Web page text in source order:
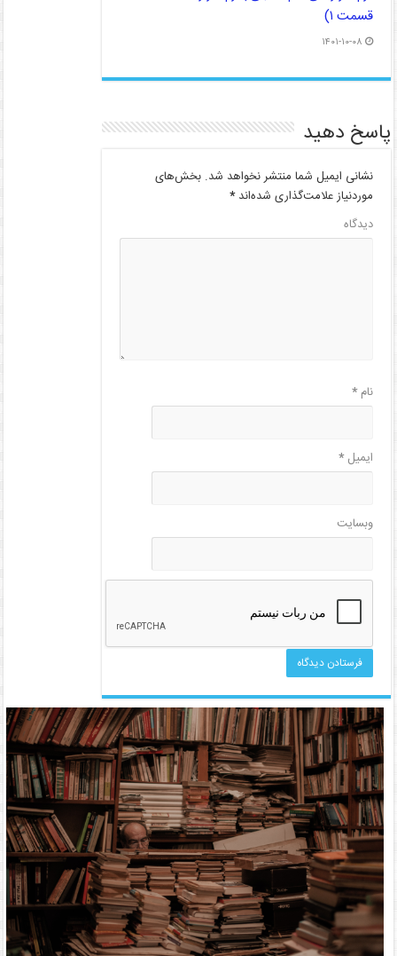
قسمت ۱)
۱۴۰۱-۱۰-۰۸
پاسخ دهید
نشانی ایمیل شما منتشر نخواهد شد. بخش‌های
موردنیاز علامت‌گذاری شده‌اند*
دیدگاه
نام*
ایمیل*
وبسایت